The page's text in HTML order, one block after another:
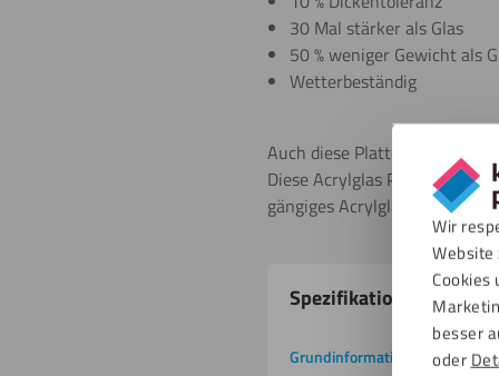
Wir
Website
besser
oder
30 Mal stärker als Glas
50 % weniger Gewicht als
Wetterbeständig
Auch diese Platte der Marke
Diese Acrylglas Platte ist
gängiges Acrylglas.
Produkteigenschaften
Spezifikationen
Grundinformation